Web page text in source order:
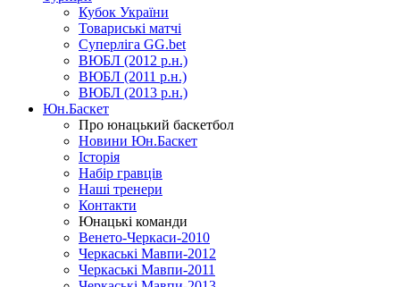
Кубок України
Товариські матчі
Суперліга GG.bet
ВЮБЛ (2012 р.н.)
ВЮБЛ (2011 р.н.)
ВЮБЛ (2013 р.н.)
Юн.Баскет
Про юнацький баскетбол
Новини Юн.Баскет
Історія
Набір гравців
Наші тренери
Контакти
Юнацькі команди
Венето-Черкаси-2010
Черкаські Мавпи-2012
Черкаські Мавпи-2011